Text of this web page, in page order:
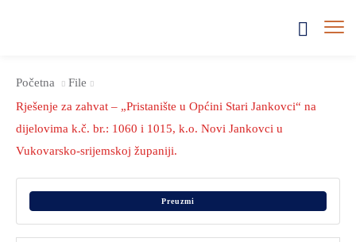
Početna
File
Rješenje za zahvat – „Pristanište u Općini Stari Jankovci“ na
dijelovima k.č. br.: 1060 i 1015, k.o. Novi Jankovci u
Vukovarsko-srijemskoj županiji.
Preuzmi